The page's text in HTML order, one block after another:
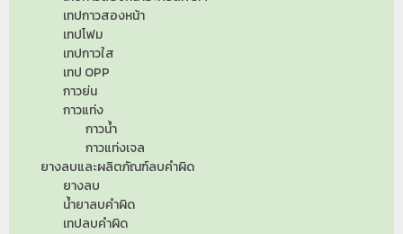
เทปกาวสองหน้า
เทปโฟม
เทปกาวใส
เทป OPP
กาวย่น
กาวแท่ง
กาวน้ำ
กาวแท่งเจล
ยางลบและผลิตภัณฑ์ลบคำผิด
ยางลบ
น้ำยาลบคำผิด
เทปลบคำผิด